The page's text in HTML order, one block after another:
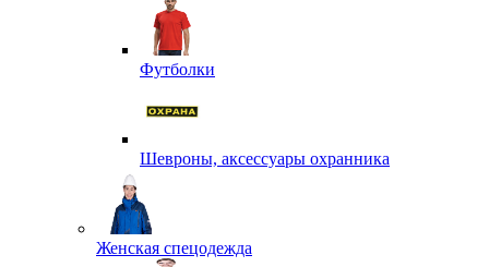
Футболки
Шевроны, аксессуары охранника
Женская спецодежда